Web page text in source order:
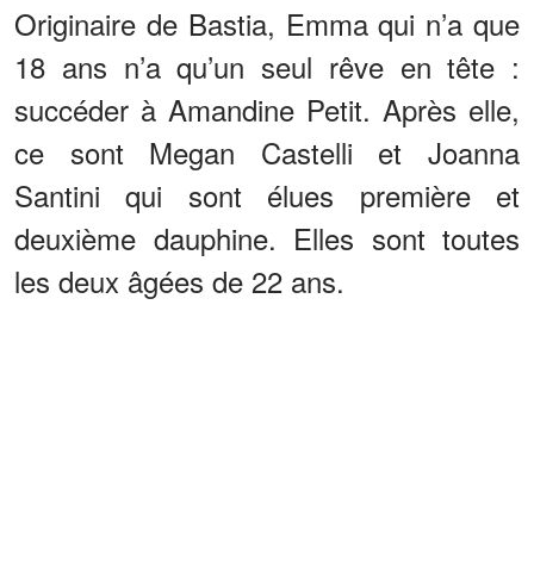
Originaire de Bastia, Emma qui n’a que
18 ans n’a qu’un seul rêve en tête :
succéder à Amandine Petit. Après elle,
ce sont Megan Castelli et Joanna
Santini qui sont élues première et
deuxième dauphine. Elles sont toutes
les deux âgées de 22 ans.